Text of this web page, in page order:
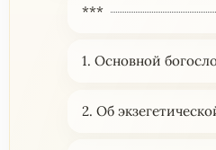
***
1. Основной
2. Об